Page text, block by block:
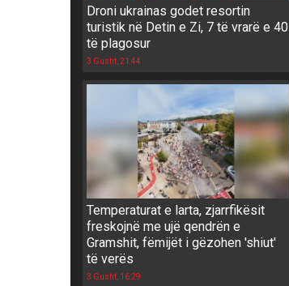
Droni ukrainas godet resortin
turistik në Detin e Zi, 7 të vrarë e 40
të plagosur
3 Gusht, 21:44
Temperaturat e larta, zjarrfikësit
freskojnë me ujë qendrën e
Gramshit, fëmijët i gëzohen 'shiut'
të verës
3 Gusht, 16:29